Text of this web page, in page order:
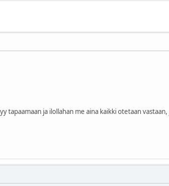
tapaamaan ja ilollahan me aina kaikki otetaan